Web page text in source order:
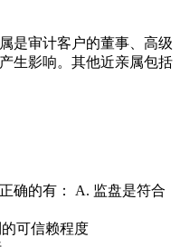
是审计客户的董事、高级
生影响。其他近亲属包括
确的有： A. 监盘是符合
可信赖程度